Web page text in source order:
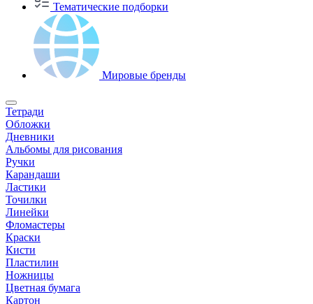
Тематические подборки
Мировые бренды
Тетради
Обложки
Дневники
Альбомы для рисования
Ручки
Карандаши
Ластики
Точилки
Линейки
Фломастеры
Краски
Кисти
Пластилин
Ножницы
Цветная бумага
Картон